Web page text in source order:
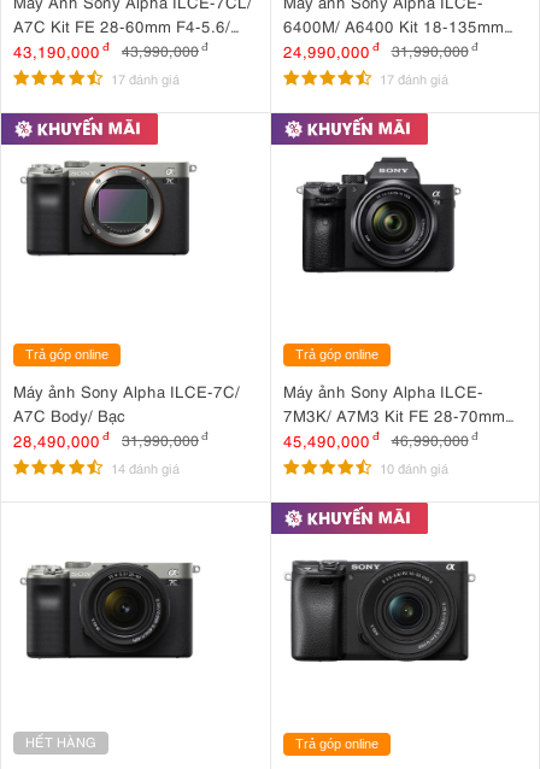
A7C Kit FE 28-60mm F4-5.6/
Đen
43,190,000 đ 43,990,000đ
17 đánh giá
6400M/ A6400 Kit 18-135mm
F3.5-5.6 OSS/ Đen
24,990,000 đ 31,990,000 đ
17 đánh giá
Trả góp online
Máy ảnh Sony Alpha ILCE-7C/
A7C Body/ Bạc
28,490,000 đ 31,990,000đ
14 đánh giá
Trả góp online
Máy ảnh Sony Alpha ILCE-
7M3K/ A7M3 Kit FE 28-70mm
F3.5-5.6 OSS
45,490,000 đ 46,990,000 đ
10 đánh giá
HẾT HÀNG Trả góp online